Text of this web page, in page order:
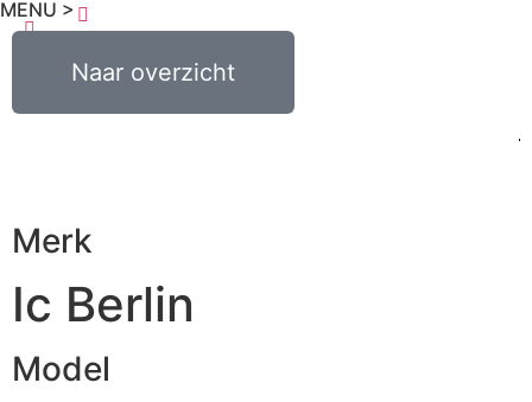
MENU >
Naar overzicht
0,00
Merk
Ic Berlin
Model